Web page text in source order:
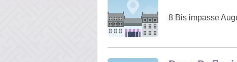
8 Bis impasse